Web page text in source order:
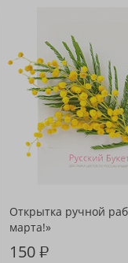
Открытка ручной
марта!»
150₽